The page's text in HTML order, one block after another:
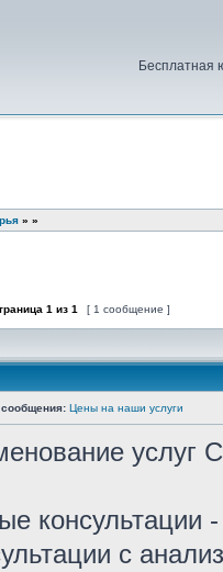
Бесплатная
» »
на тему
1 из 1 [ 1 сообщение ]
сообщения: Цены на наши услуги
услуг
консультации
с